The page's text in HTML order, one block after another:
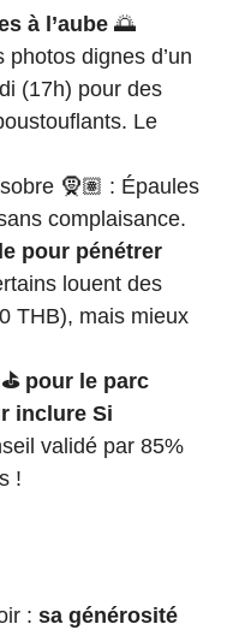
à l’aube 🌅
dignes d’un
(17h) pour des
Le
🧕🏽 : Épaules
complaisance.
pour pénétrer
louent des
THB), mais mieux
pour le parc
inclure Si
validé par 85%
!
: sa générosité